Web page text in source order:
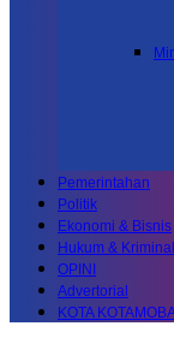
Pemerintahan
Politik
Ekonomi & Bisnis
Hukum & Kriminal
OPINI
Advertorial
KOTA